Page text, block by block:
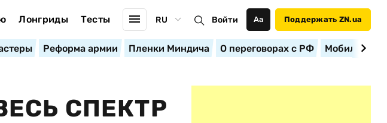
Лонгриды Тесты RU Войти Аа Поддержать ZN.ua
Реформа армии Пленки Миндича О переговорах с РФ
СПЕКТР